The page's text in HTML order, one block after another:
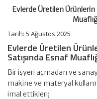
Evlerde Üretilen
Tarih: 5 Ağustos 2025
Evlerde Üretilen
Satışında Esnaf
Bir işyeri açmadan ve
makine ve materyal
imal ettikleri;